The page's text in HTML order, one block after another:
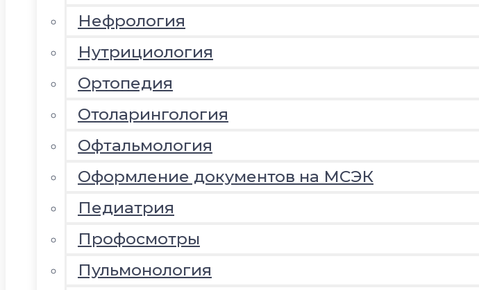
Нефрология
Нутрициология
Ортопедия
Отоларингология
Офтальмология
Оформление документов на МСЭК
Педиатрия
Профосмотры
Пульмонология